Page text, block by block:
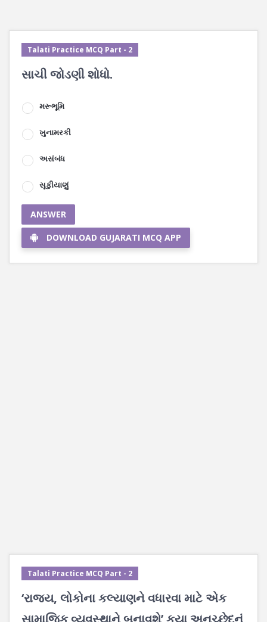
Talati Practice MCQ Part - 2
સાચી જોડણી શોધો.
મરૂભૂમિ
ખુનામરકી
અસંબંધ
સૂફીયાણું
ANSWER
DOWNLOAD GUJARATI MCQ APP
Talati Practice MCQ Part - 2
‘રાજ્ય, લોકોના કલ્યાણને વધારવા માટે એક
સામાજિક વ્યવસ્થાને બનાવશે’ કયા અનુચ્છેદનું